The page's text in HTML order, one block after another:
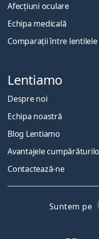
Afecțiuni oculare
Echipa medicală
Comparații între
Lentiamo
Despre noi
Echipa noastră
Blog Lentiamo
Avantajele
Contactează-ne
Suntem pe